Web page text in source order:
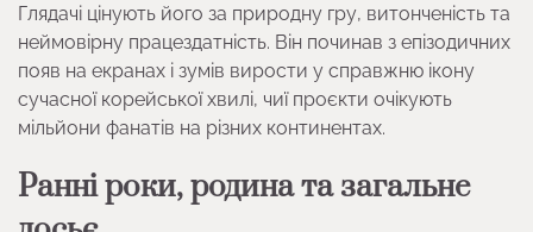
Глядачі цінують його за природну гру, витонченість та
неймовірну працездатність. Він починав з епізодичних
появ на екранах і зумів вирости у справжню ікону
сучасної корейської хвилі, чиї проєкти очікують
мільйони фанатів на різних континентах.
Ранні роки, родина та загальне